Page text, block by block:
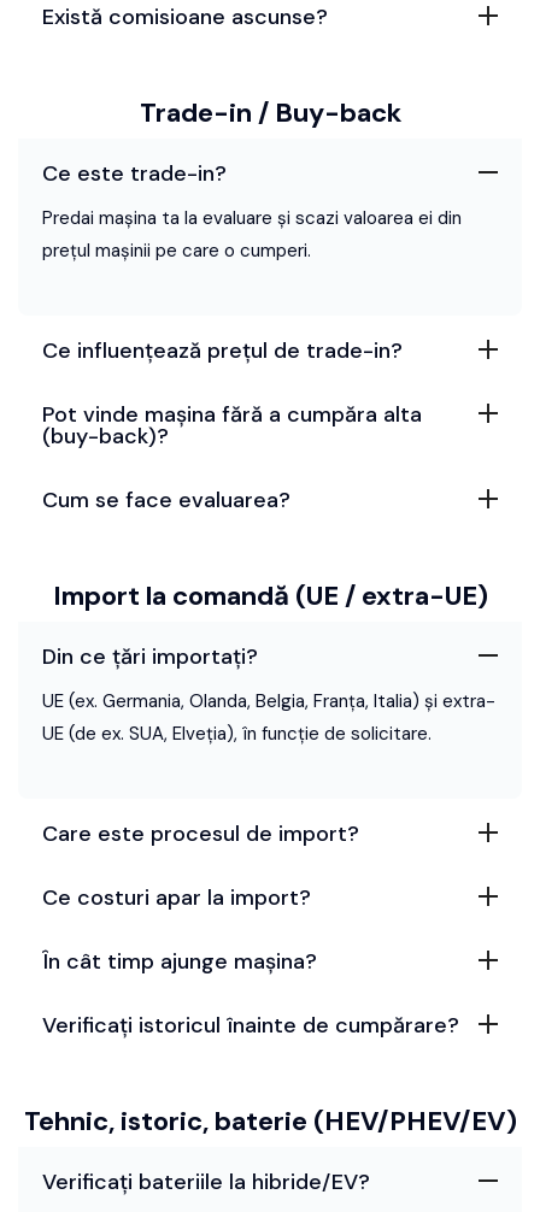
Există comisioane ascunse?
Trade-in / Buy-back
Ce este trade-in?
Predai mașina ta la evaluare și scazi valoarea ei din
prețul mașinii pe care o cumperi.
Ce influențează prețul de trade-in?
Pot vinde mașina fără a cumpăra alta
(buy-back)?
Cum se face evaluarea?
Import la comandă (UE / extra-UE)
Din ce țări importați?
UE (ex. Germania, Olanda, Belgia, Franța, Italia) și extra-
UE (de ex. SUA, Elveția), în funcție de solicitare.
Care este procesul de import?
Ce costuri apar la import?
În cât timp ajunge mașina?
Verificați istoricul înainte de cumpărare?
Tehnic, istoric, baterie (HEV/PHEV/EV)
Verificați bateriile la hibride/EV?